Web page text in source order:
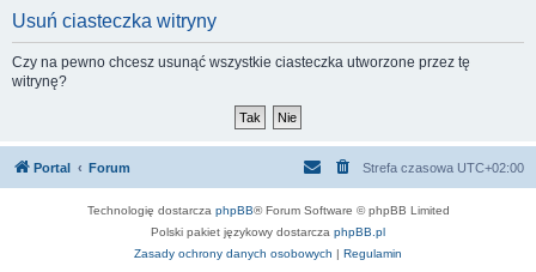
Usuń ciasteczka witryny
Czy na pewno chcesz usunąć wszystkie ciasteczka utworzone przez tę
witrynę?
Portal Forum Strefa czasowa UTC+02:00
Technologię dostarcza phpBB® Forum Software © phpBB Limited
Polski pakiet językowy dostarcza phpBB.pl
Zasady ochrony danych osobowych | Regulamin